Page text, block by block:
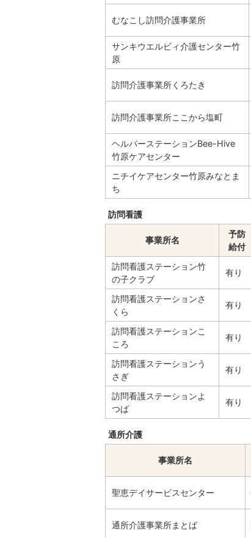
むなこし訪問介護事業所
サンキウエルビィ介護センター竹
原
訪問介護事業所くろたき
訪問介護事業所ここから塩町
ヘルパーステーションBee-Hive
竹原ケアセンター
ニチイケアセンター竹原みなとま
ち
訪問看護
事業所名
予防
給付
訪問看護ステーション竹
の子クラブ
有り
訪問看護ステーションさ
くら
有り
訪問看護ステーションこ
ころ
有り
訪問看護ステーションう
さぎ
有り
訪問看護ステーションよ
つば
有り
通所介護
事業所名
聖恵デイサービスセンター
通所介護事業所まとば